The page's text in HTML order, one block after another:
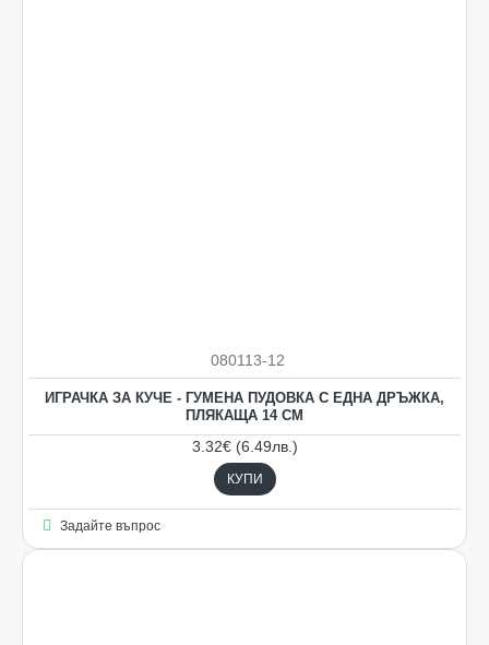
080113-12
ИГРАЧКА ЗА КУЧЕ - ГУМЕНА ПУДОВКА С ЕДНА ДРЪЖКА,
ПЛЯКАЩА 14 СМ
3.32€ (6.49лв.)
КУПИ
Задайте въпрос